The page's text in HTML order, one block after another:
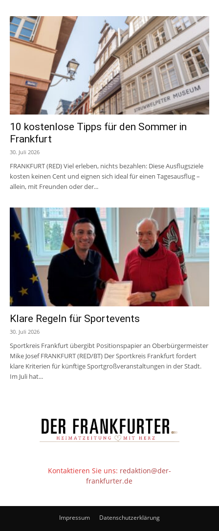
10 kostenlose Tipps für den Sommer in
Frankfurt
30. Juli 2026
FRANKFURT (RED) Viel erleben, nichts bezahlen: Diese Ausflugsziele
kosten keinen Cent und eignen sich ideal für einen Tagesausflug –
allein, mit Freunden oder der...
Klare Regeln für Sportevents
30. Juli 2026
Sportkreis Frankfurt übergibt Positionspapier an Oberbürgermeister
Mike Josef FRANKFURT (RED/BT) Der Sportkreis Frankfurt fordert
klare Kriterien für künftige Sportgroßveranstaltungen in der Stadt.
Im Juli hat...
Kontaktieren Sie uns: redaktion@der-
frankfurter.de
Impressum Datenschutzerklärung